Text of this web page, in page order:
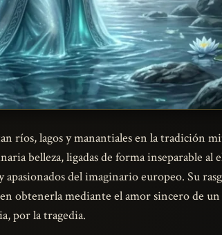
ríos, lagos y manantiales en la tradición
belleza, ligadas de forma inseparable al
del imaginario europeo. Su
obtenerla mediante el amor sincero de
por la tragedia.